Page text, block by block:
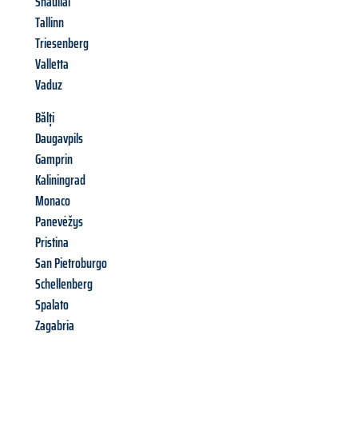
Tallinn
Triesenberg
Valletta
Vaduz
Bălți
Daugavpils
Gamprin
Kaliningrad
Monaco
Panevėžys
Pristina
San Pietroburgo
Schellenberg
Spalato
Zagabria